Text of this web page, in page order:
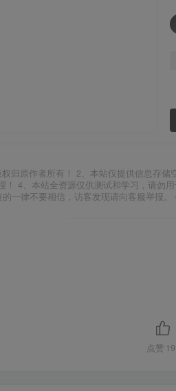
归原作者所有！ 2、本站仅提供信息存
！ 4、本站全资源仅供测试和学习，请勿
一律不要相信，访客发现请向客服举报
点赞